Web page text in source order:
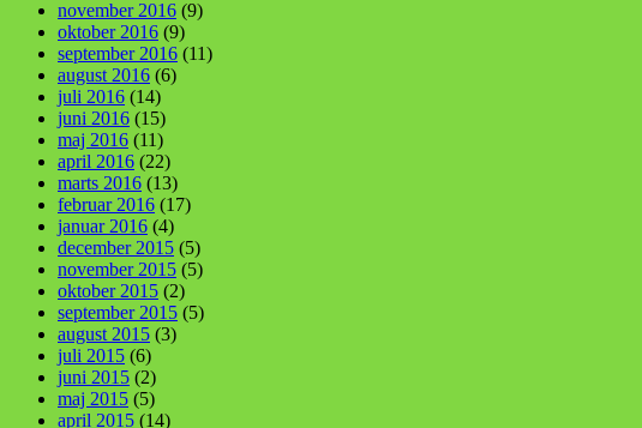
november 2016 (9)
oktober 2016 (9)
september 2016 (11)
august 2016 (6)
juli 2016 (14)
juni 2016 (15)
maj 2016 (11)
april 2016 (22)
marts 2016 (13)
februar 2016 (17)
januar 2016 (4)
december 2015 (5)
november 2015 (5)
oktober 2015 (2)
september 2015 (5)
august 2015 (3)
juli 2015 (6)
juni 2015 (2)
maj 2015 (5)
april 2015 (14)